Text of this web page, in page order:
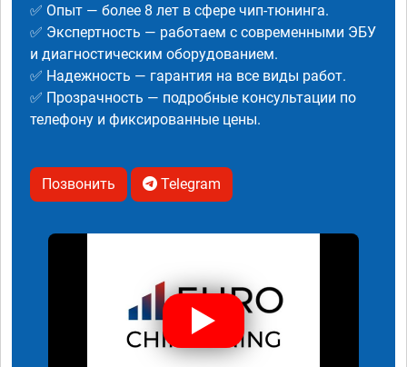
✅ Опыт — более 8 лет в сфере чип-тюнинга.
✅ Экспертность — работаем с современными ЭБУ
и диагностическим оборудованием.
✅ Надежность — гарантия на все виды работ.
✅ Прозрачность — подробные консультации по
телефону и фиксированные цены.
Позвонить Telegram